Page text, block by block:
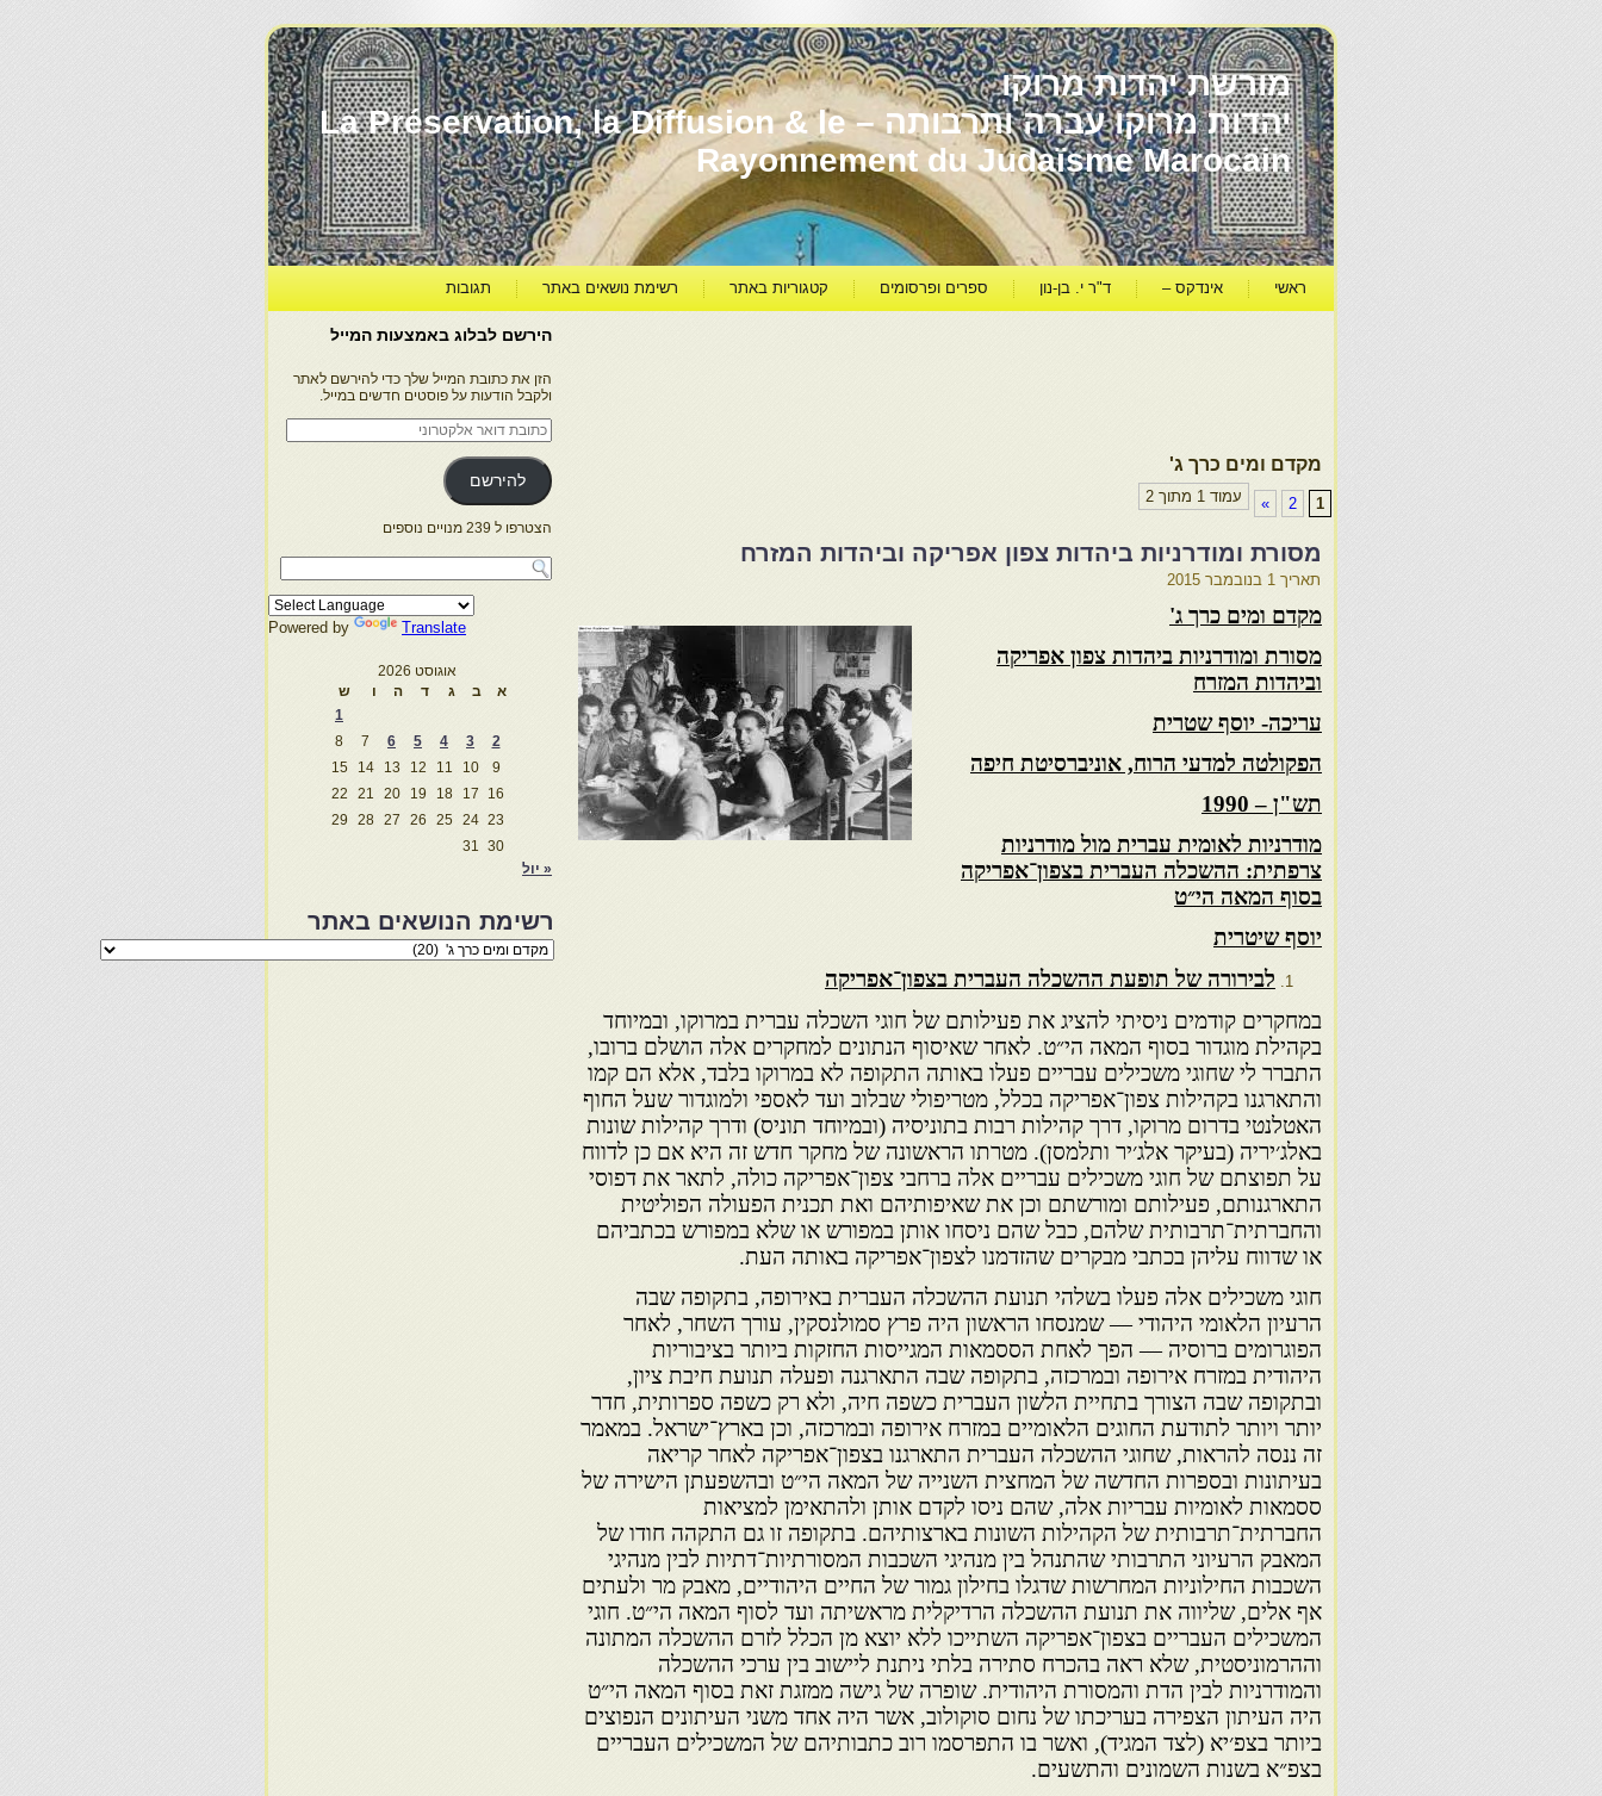
מורשת יהדות מרוקו
יהדות מרוקו עברה ותרבותה – La Préservation, la Diffusion & le
Rayonnement du Judaïsme Marocain
ראשי אינדקס – ד"ר י. בן-נון ספרים ופרסומים קטגוריות באתר רשימת נושאים באתר תגובות
מקדם ומים כרך ג'
עמוד 1 מתוך 2 1
2
»
מסורת ומודרניות ביהדות צפון אפריקה וביהדות המזרח
תאריך 1 בנובמבר 2015
מקדם ומים כרך ג'
מסורת ומודרניות ביהדות צפון אפריקה
וביהדות המזרח
עריכה- יוסף שטרית
הפקולטה למדעי הרוח, אוניברסיטת חיפה
תש"ן – 1990
מודרניות לאומית עברית מול מודרניות
צרפתית: ההשכלה העברית בצפון־אפריקה
בסוף המאה הי״ט
יוסף שיטרית
לבירורה של תופעת ההשכלה העברית בצפון־אפריקה
במחקרים קודמים ניסיתי להציג את פעילותם של חוגי השכלה עברית במרוקו, ובמיוחד
בקהילת מוגדור בסוף המאה הי״ט. לאחר שאיסוף הנתונים למחקרים אלה הושלם ברובו,
התברר לי שחוגי משכילים עבריים פעלו באותה התקופה לא במרוקו בלבד, אלא הם קמו
והתארגנו בקהילות צפון־אפריקה בכלל, מטריפולי שבלוב ועד לאספי ולמוגדור שעל החוף
האטלנטי בדרום מרוקו, דרך קהילות רבות בתוניסיה (ובמיוחד תוניס) ודרך קהילות שונות
באלג׳יריה (בעיקר אלג׳יר ותלמסן). מטרתו הראשונה של מחקר חדש זה היא אם כן לדווח
על תפוצתם של חוגי משכילים עבריים אלה ברחבי צפון־אפריקה כולה, לתאר את דפוסי
התארגנותם, פעילותם ומורשתם וכן את שאיפותיהם ואת תכנית הפעולה הפוליטית
והחברתית־תרבותית שלהם, כבל שהם ניסחו אותן במפורש או שלא במפורש בכתביהם
או שדווח עליהן בכתבי מבקרים שהזדמנו לצפון־אפריקה באותה העת.
חוגי משכילים אלה פעלו בשלהי תנועת ההשכלה העברית באירופה, בתקופה שבה
הרעיון הלאומי היהודי — שמנסחו הראשון היה פרץ סמולנסקין, עורך השחר, לאחר
הפוגרומים ברוסיה — הפך לאחת הססמאות המגייסות החזקות ביותר בציבוריות
היהודית במזרח אירופה ובמרכזה, בתקופה שבה התארגנה ופעלה תנועת חיבת ציון,
ובתקופה שבה הצורך בתחיית הלשון העברית כשפה חיה, ולא רק כשפה ספרותית, חדר
יותר ויותר לתודעת החוגים הלאומיים במזרח אירופה ובמרכזה, וכן בארץ־ישראל. במאמר
זה ננסה להראות, שחוגי ההשכלה העברית התארגנו בצפון־אפריקה לאחר קריאה
בעיתונות ובספרות החדשה של המחצית השנייה של המאה הי״ט ובהשפעתן הישירה של
ססמאות לאומיות עבריות אלה, שהם ניסו לקדם אותן ולהתאימן למציאות
החברתית־תרבותית של הקהילות השונות בארצותיהם. בתקופה זו גם התקהה חודו של
המאבק הרעיוני התרבותי שהתנהל בין מנהיגי השכבות המסורתיות־דתיות לבין מנהיגי
השכבות החילוניות המחרשות שדגלו בחילון גמור של החיים היהודיים, מאבק מר ולעתים
אף אלים, שליווה את תנועת ההשכלה הרדיקלית מראשיתה ועד לסוף המאה הי״ט. חוגי
המשכילים העבריים בצפון־אפריקה השתייכו ללא יוצא מן הכלל לזרם ההשכלה המתונה
וההרמוניסטית, שלא ראה בהכרח סתירה בלתי ניתנת ליישוב בין ערכי ההשכלה
והמודרניות לבין הדת והמסורת היהודית. שופרה של גישה ממזגת זאת בסוף המאה הי״ט
היה העיתון הצפירה בעריכתו של נחום סוקולוב, אשר היה אחד משני העיתונים הנפוצים
ביותר בצפ׳יא (לצד המגיד), ואשר בו התפרסמו רוב כתבותיהם של המשכילים העבריים
בצפ״א בשנות השמונים והתשעים.
הירשם לבלוג באמצעות המייל
הזן את כתובת המייל שלך כדי להירשם לאתר
ולקבל הודעות על פוסטים חדשים במייל.
כתובת
דואר
אלקטרוני
להירשם
הצטרפו ל 239 מנויים נוספים
Powered by Translate
אוגוסט 2026
א
ב ג ד ה ו
ש
1
2
3
4
5
6
7
8
9
10
11
12
13
14
15
16
17
18
19
20
21
22
23
24
25
26
27
28
29
30
31
« יול
רשימת הנושאים באתר
רשימת
הנושאים